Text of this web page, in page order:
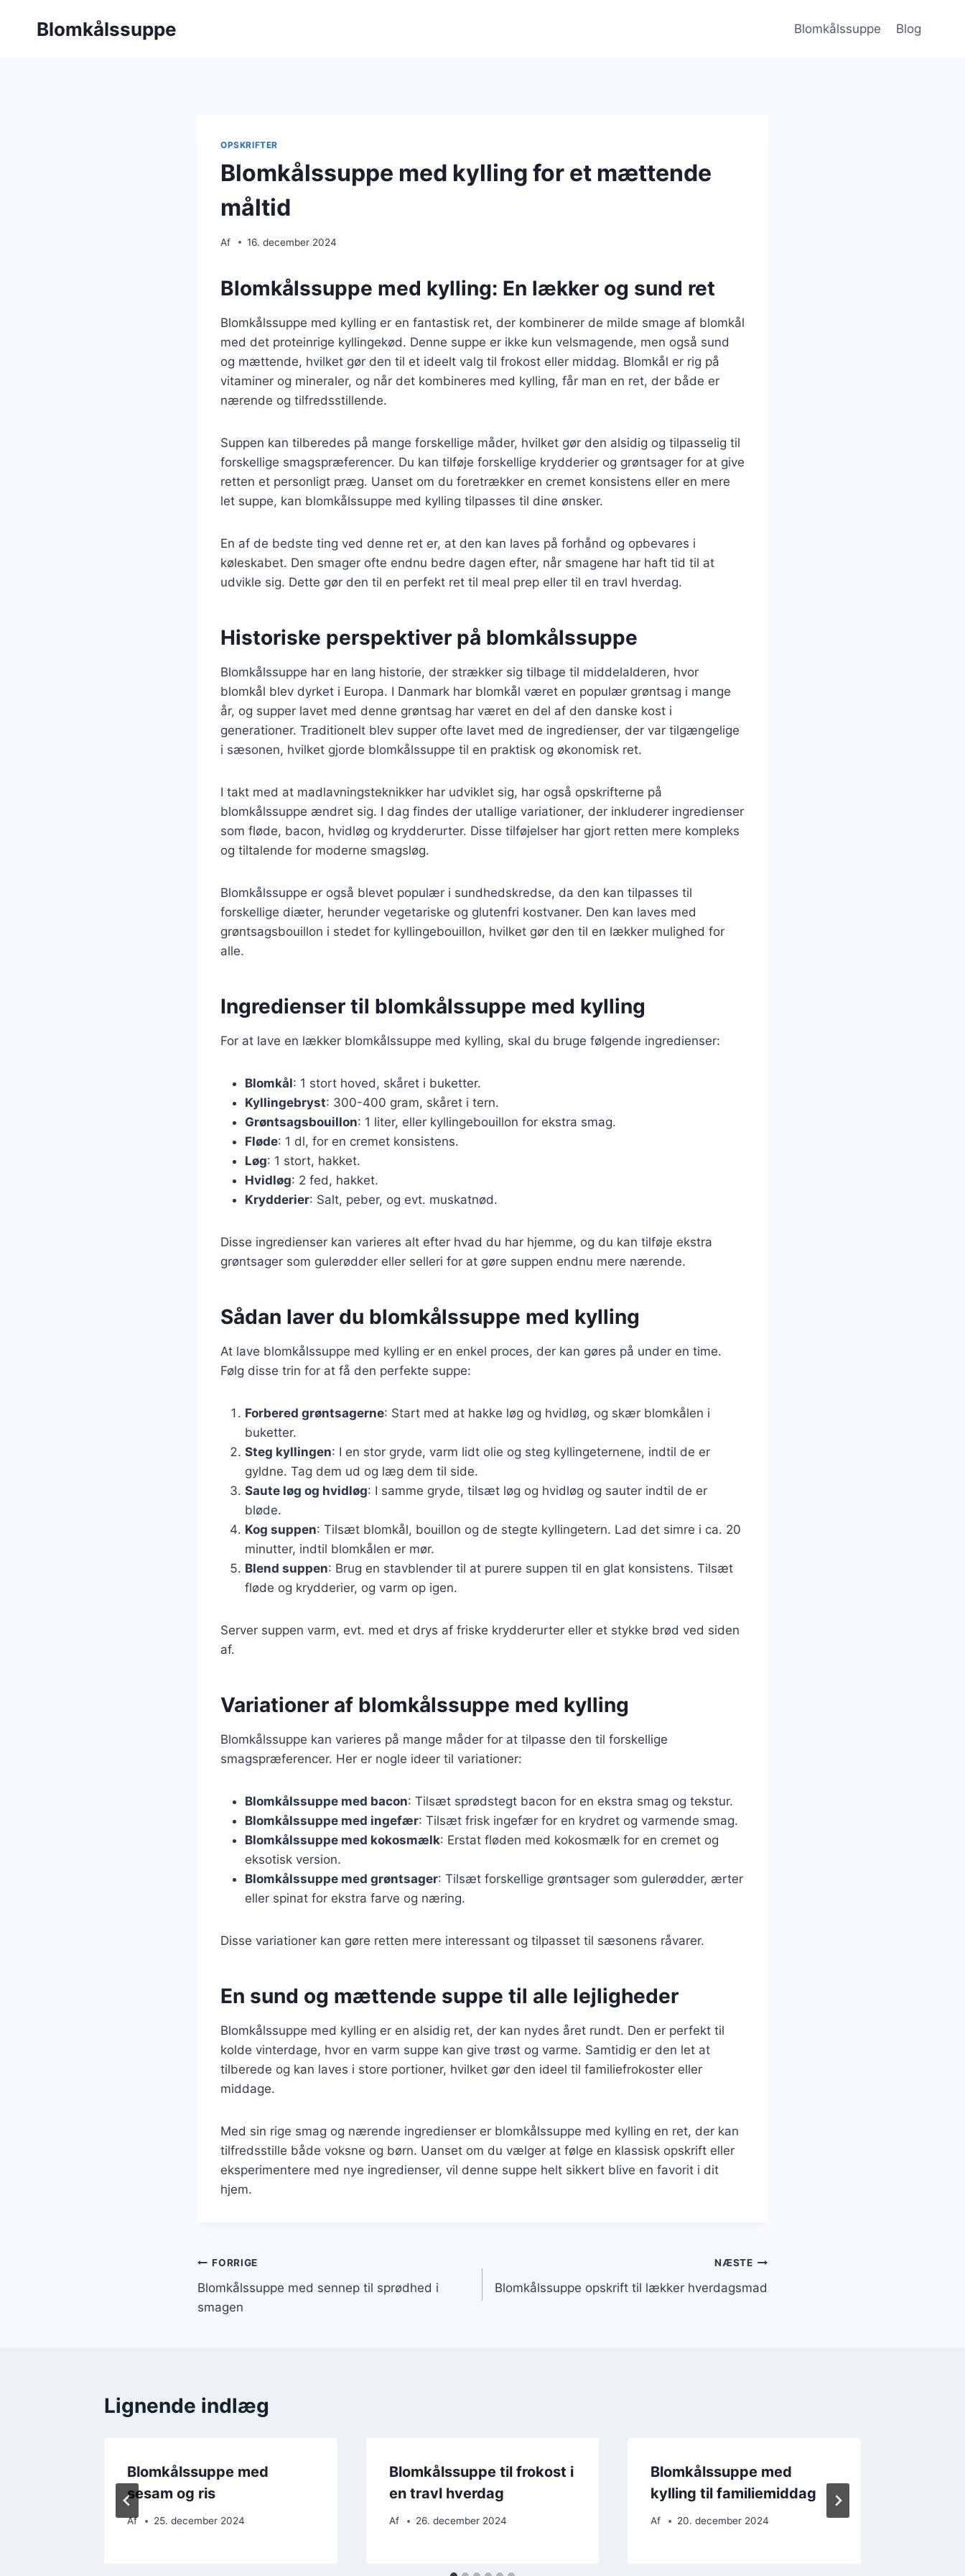
Blomkålssuppe Blomkålssuppe Blog
OPSKRIFTER
Blomkålssuppe med kylling for et mættende
måltid
Af 16. december 2024
Blomkålssuppe med kylling: En lækker og sund ret
Blomkålssuppe med kylling er en fantastisk ret, der kombinerer de milde smage af blomkål
med det proteinrige kyllingekød. Denne suppe er ikke kun velsmagende, men også sund
og mættende, hvilket gør den til et ideelt valg til frokost eller middag. Blomkål er rig på
vitaminer og mineraler, og når det kombineres med kylling, får man en ret, der både er
nærende og tilfredsstillende.
Suppen kan tilberedes på mange forskellige måder, hvilket gør den alsidig og tilpasselig til
forskellige smagspræferencer. Du kan tilføje forskellige krydderier og grøntsager for at give
retten et personligt præg. Uanset om du foretrækker en cremet konsistens eller en mere
let suppe, kan blomkålssuppe med kylling tilpasses til dine ønsker.
En af de bedste ting ved denne ret er, at den kan laves på forhånd og opbevares i
køleskabet. Den smager ofte endnu bedre dagen efter, når smagene har haft tid til at
udvikle sig. Dette gør den til en perfekt ret til meal prep eller til en travl hverdag.
Historiske perspektiver på blomkålssuppe
Blomkålssuppe har en lang historie, der strækker sig tilbage til middelalderen, hvor
blomkål blev dyrket i Europa. I Danmark har blomkål været en populær grøntsag i mange
år, og supper lavet med denne grøntsag har været en del af den danske kost i
generationer. Traditionelt blev supper ofte lavet med de ingredienser, der var tilgængelige
i sæsonen, hvilket gjorde blomkålssuppe til en praktisk og økonomisk ret.
I takt med at madlavningsteknikker har udviklet sig, har også opskrifterne på
blomkålssuppe ændret sig. I dag findes der utallige variationer, der inkluderer ingredienser
som fløde, bacon, hvidløg og krydderurter. Disse tilføjelser har gjort retten mere kompleks
og tiltalende for moderne smagsløg.
Blomkålssuppe er også blevet populær i sundhedskredse, da den kan tilpasses til
forskellige diæter, herunder vegetariske og glutenfri kostvaner. Den kan laves med
grøntsagsbouillon i stedet for kyllingebouillon, hvilket gør den til en lækker mulighed for
alle.
Ingredienser til blomkålssuppe med kylling
For at lave en lækker blomkålssuppe med kylling, skal du bruge følgende ingredienser:
Blomkål: 1 stort hoved, skåret i buketter.
Kyllingebryst: 300-400 gram, skåret i tern.
Grøntsagsbouillon: 1 liter, eller kyllingebouillon for ekstra smag.
Fløde: 1 dl, for en cremet konsistens.
Løg: 1 stort, hakket.
Hvidløg: 2 fed, hakket.
Krydderier: Salt, peber, og evt. muskatnød.
Disse ingredienser kan varieres alt efter hvad du har hjemme, og du kan tilføje ekstra
grøntsager som gulerødder eller selleri for at gøre suppen endnu mere nærende.
Sådan laver du blomkålssuppe med kylling
At lave blomkålssuppe med kylling er en enkel proces, der kan gøres på under en time.
Følg disse trin for at få den perfekte suppe:
Forbered grøntsagerne: Start med at hakke løg og hvidløg, og skær blomkålen i
buketter.
Steg kyllingen: I en stor gryde, varm lidt olie og steg kyllingeternene, indtil de er
gyldne. Tag dem ud og læg dem til side.
Saute løg og hvidløg: I samme gryde, tilsæt løg og hvidløg og sauter indtil de er
bløde.
Kog suppen: Tilsæt blomkål, bouillon og de stegte kyllingetern. Lad det simre i ca. 20
minutter, indtil blomkålen er mør.
Blend suppen: Brug en stavblender til at purere suppen til en glat konsistens. Tilsæt
fløde og krydderier, og varm op igen.
Server suppen varm, evt. med et drys af friske krydderurter eller et stykke brød ved siden
af.
Variationer af blomkålssuppe med kylling
Blomkålssuppe kan varieres på mange måder for at tilpasse den til forskellige
smagspræferencer. Her er nogle ideer til variationer:
Blomkålssuppe med bacon: Tilsæt sprødstegt bacon for en ekstra smag og tekstur.
Blomkålssuppe med ingefær: Tilsæt frisk ingefær for en krydret og varmende smag.
Blomkålssuppe med kokosmælk: Erstat fløden med kokosmælk for en cremet og
eksotisk version.
Blomkålssuppe med grøntsager: Tilsæt forskellige grøntsager som gulerødder, ærter
eller spinat for ekstra farve og næring.
Disse variationer kan gøre retten mere interessant og tilpasset til sæsonens råvarer.
En sund og mættende suppe til alle lejligheder
Blomkålssuppe med kylling er en alsidig ret, der kan nydes året rundt. Den er perfekt til
kolde vinterdage, hvor en varm suppe kan give trøst og varme. Samtidig er den let at
tilberede og kan laves i store portioner, hvilket gør den ideel til familiefrokoster eller
middage.
Med sin rige smag og nærende ingredienser er blomkålssuppe med kylling en ret, der kan
tilfredsstille både voksne og børn. Uanset om du vælger at følge en klassisk opskrift eller
eksperimentere med nye ingredienser, vil denne suppe helt sikkert blive en favorit i dit
hjem.
Indlægsnavigation
FORRIGE
Blomkålssuppe med sennep til sprødhed i
smagen
NÆSTE
Blomkålssuppe opskrift til lækker hverdagsmad
Lignende indlæg
Blomkålssuppe med
sesam og ris
Af 25. december 2024
Blomkålssuppe til frokost i
en travl hverdag
Af 26. december 2024
Blomkålssuppe med
kylling til familiemiddag
Af 20. december 2024